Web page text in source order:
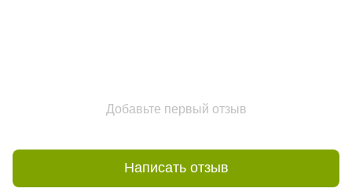
Добавьте первый отзыв
Написать отзыв